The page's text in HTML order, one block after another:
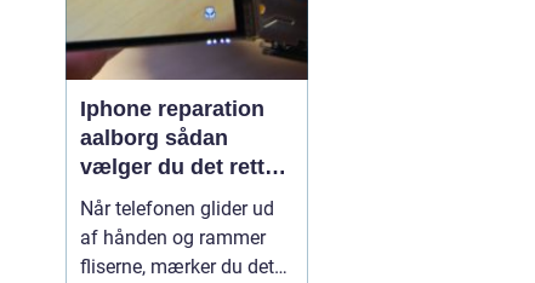
Iphone reparation
aalborg sådan
vælger du det rette
værksted
Når telefonen glider ud
af hånden og rammer
fliserne, mærker du det